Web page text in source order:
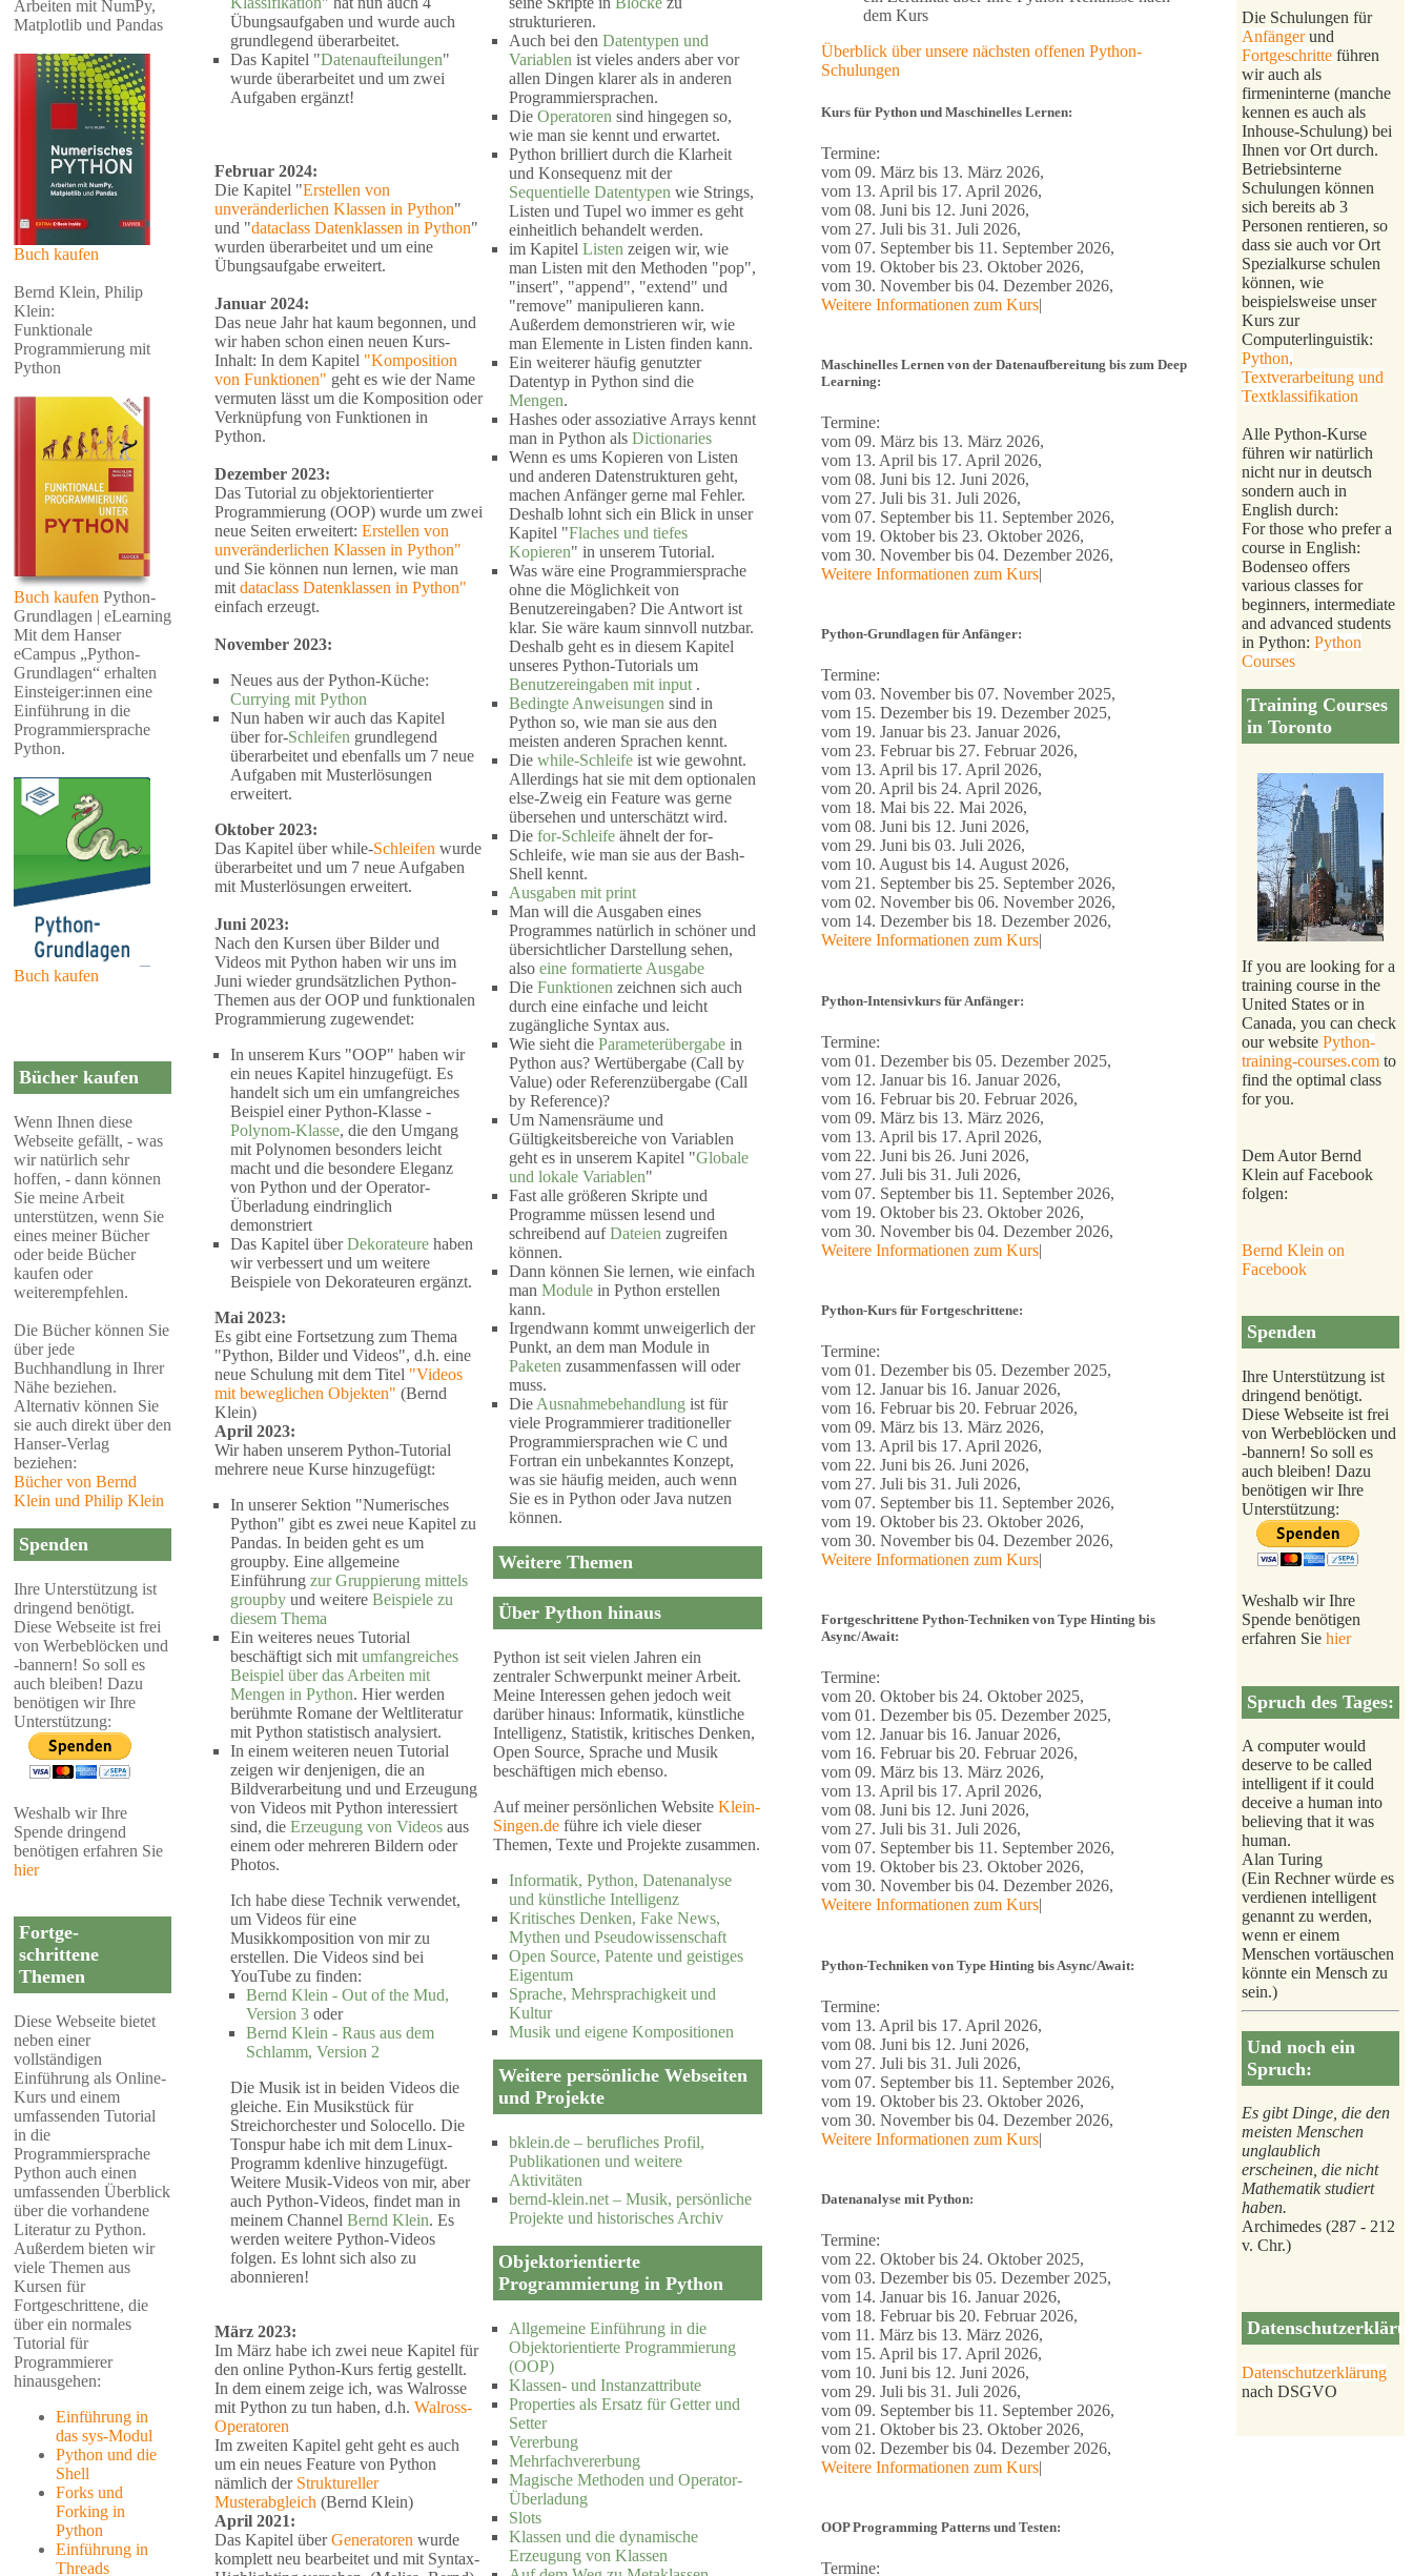
Arbeiten mit NumPy,
Matplotlib und Pandas
Buch kaufen
Bernd Klein, Philip
Klein:
Funktionale
Programmierung mit
Python
Buch kaufen Python-
Grundlagen | eLearning
Mit dem Hanser
eCampus „Python-
Grundlagen“ erhalten
Einsteiger:innen eine
Einführung in die
Programmiersprache
Python.
Buch kaufen
Bücher kaufen
Wenn Ihnen diese
Webseite gefällt, - was
wir natürlich sehr
hoffen, - dann können
Sie meine Arbeit
unterstützen, wenn Sie
eines meiner Bücher
oder beide Bücher
kaufen oder
weiterempfehlen.
Die Bücher können Sie
über jede
Buchhandlung in Ihrer
Nähe beziehen.
Alternativ können Sie
sie auch direkt über den
Hanser-Verlag
beziehen:
Bücher von Bernd
Klein und Philip Klein
Spenden
Ihre Unterstützung ist
dringend benötigt.
Diese Webseite ist frei
von Werbeblöcken und
-bannern! So soll es
auch bleiben! Dazu
benötigen wir Ihre
Unterstützung:
Weshalb wir Ihre
Spende dringend
benötigen erfahren Sie
hier
Fortge-
schrittene
Themen
Diese Webseite bietet
neben einer
vollständigen
Einführung als Online-
Kurs und einem
umfassenden Tutorial
in die
Programmiersprache
Python auch einen
umfassenden Überblick
über die vorhandene
Literatur zu Python.
Außerdem bieten wir
viele Themen aus
Kursen für
Fortgeschrittene, die
über ein normales
Tutorial für
Programmierer
hinausgehen:
Einführung in
das sys-Modul
Python und die
Shell
Forks und
Forking in
Python
Einführung in
Threads
Die Schulungen für
Anfängerund
Fortgeschritte führen
wir auch als
firmeninterne (manche
kennen es auch als
Inhouse-Schulung) bei
Ihnen vor Ort durch.
Betriebsinterne
Schulungen können
sich bereits ab 3
Personen rentieren, so
dass sie auch vor Ort
Spezialkurse schulen
können, wie
beispielsweise unser
Kurs zur
Computerlinguistik:
Python,
Textverarbeitung und
Textklassifikation
Alle Python-Kurse
führen wir natürlich
nicht nur in deutsch
sondern auch in
English durch:
For those who prefer a
course in English:
Bodenseo offers
various classes for
beginners, intermediate
and advanced students
in Python: Python
Courses
Training Courses
in Toronto
If you are looking for a
training course in the
United States or in
Canada, you can check
our website Python-
training-courses.com to
find the optimal class
for you.
Dem Autor Bernd
Klein auf Facebook
folgen:
Bernd Klein on
Facebook
Spenden
Ihre Unterstützung ist
dringend benötigt.
Diese Webseite ist frei
von Werbeblöcken und
-bannern! So soll es
auch bleiben! Dazu
benötigen wir Ihre
Unterstützung:
Weshalb wir Ihre
Spende benötigen
erfahren Sie hier
Spruch des Tages:
A computer would
deserve to be called
intelligent if it could
deceive a human into
believing that it was
human.
Alan Turing
(Ein Rechner würde es
verdienen intelligent
genannt zu werden,
wenn er einem
Menschen vortäuschen
könnte ein Mensch zu
sein.)
Und noch ein
Spruch:
Es gibt Dinge, die den
meisten Menschen
unglaublich
erscheinen, die nicht
Mathematik studiert
haben.
Archimedes (287 - 212
v. Chr.)
Datenschutzerklärung
nach DSGVO
Übungsaufgaben und wurde auch
grundlegend überarbeitet.
Das Kapitel "Datenaufteilungen"
wurde überarbeitet und um zwei
Aufgaben ergänzt!
Februar 2024:
Die Kapitel "Erstellen von
unveränderlichen Klassen in Python"
und "dataclass Datenklassen in Python"
wurden überarbeitet und um eine
Übungsaufgabe erweitert.
Januar 2024:
Das neue Jahr hat kaum begonnen, und
wir haben schon einen neuen Kurs-
Inhalt: In dem Kapitel "Komposition
von Funktionen" geht es wie der Name
vermuten lässt um die Komposition oder
Verknüpfung von Funktionen in
Python.
Dezember 2023:
Das Tutorial zu objektorientierter
Programmierung (OOP) wurde um zwei
neue Seiten erweitert: Erstellen von
unveränderlichen Klassen in Python"
und Sie können nun lernen, wie man
mit dataclass Datenklassen in Python"
einfach erzeugt.
November 2023:
Neues aus der Python-Küche:
Currying mit Python
Nun haben wir auch das Kapitel
über for-Schleifen grundlegend
überarbeitet und ebenfalls um 7 neue
Aufgaben mit Musterlösungen
erweitert.
Oktober 2023:
Das Kapitel über while-Schleifen wurde
überarbeitet und um 7 neue Aufgaben
mit Musterlösungen erweitert.
Juni 2023:
Nach den Kursen über Bilder und
Videos mit Python haben wir uns im
Juni wieder grundsätzlichen Python-
Themen aus der OOP und funktionalen
Programmierung zugewendet:
In unserem Kurs "OOP" haben wir
ein neues Kapitel hinzugefügt. Es
handelt sich um ein umfangreiches
Beispiel einer Python-Klasse -
Polynom-Klasse, die den Umgang
mit Polynomen besonders leicht
macht und die besondere Eleganz
von Python und der Operator-
Überladung eindringlich
demonstriert
Das Kapitel überDekorateure haben
wir verbessert und um weitere
Beispiele von Dekorateuren ergänzt.
Mai 2023:
Es gibt eine Fortsetzung zum Thema
"Python, Bilder und Videos", d.h. eine
neue Schulung mit dem Titel "Videos
mit beweglichen Objekten" (Bernd
Klein)
April 2023:
Wir haben unserem Python-Tutorial
mehrere neue Kurse hinzugefügt:
In unserer Sektion "Numerisches
Python" gibt es zwei neue Kapitel zu
Pandas. In beiden geht es um
groupby. Eine allgemeine
Einführung zur Gruppierung mittels
groupby und weitere Beispiele zu
diesem Thema
Ein weiteres neues Tutorial
beschäftigt sich mit umfangreiches
Beispiel über das Arbeiten mit
Mengen in Python. Hier werden
berühmte Romane der Weltliteratur
mit Python statistisch analysiert.
In einem weiteren neuen Tutorial
zeigen wir denjenigen, die an
Bildverarbeitung und und Erzeugung
von Videos mit Python interessiert
sind, die Erzeugung von Videos aus
einem oder mehreren Bildern oder
Photos.
Ich habe diese Technik verwendet,
um Videos für eine
Musikkomposition von mir zu
erstellen. Die Videos sind bei
YouTube zu finden:
Bernd Klein - Out of the Mud,
Version 3 oder
Bernd Klein - Raus aus dem
Schlamm, Version 2
Die Musik ist in beiden Videos die
gleiche. Ein Musikstück für
Streichorchester und Solocello. Die
Tonspur habe ich mit dem Linux-
Programm kdenlive hinzugefügt.
Weitere Musik-Videos von mir, aber
auch Python-Videos, findet man in
meinem Channel Bernd Klein. Es
werden weitere Python-Videos
folgen. Es lohnt sich also zu
abonnieren!
März 2023:
Im März habe ich zwei neue Kapitel für
den online Python-Kurs fertig gestellt.
In dem einem zeige ich, was Walrosse
mit Python zu tun haben, d.h. Walross-
Operatoren
Im zweiten Kapitel geht geht es auch
um ein neues Feature von Python
nämlich der Struktureller
Musterabgleich (Bernd Klein)
April 2021:
Das Kapitel überGeneratoren wurde
komplett neu bearbeitet und mit Syntax-
strukturieren.
Auch bei denDatentypen und
Variablen ist vieles anders aber vor
allen Dingen klarer als in anderen
Programmiersprachen.
DieOperatoren sind hingegen so,
wie man sie kennt und erwartet.
Python brilliert durch die Klarheit
und Konsequenz mit der
Sequentielle Datentypen wie Strings,
Listen und Tupel wo immer es geht
einheitlich behandelt werden.
im KapitelListenzeigen wir, wie
man Listen mit den Methoden "pop",
"insert", "append", "extend" und
"remove" manipulieren kann.
Außerdem demonstrieren wir, wie
man Elemente in Listen finden kann.
Ein weiterer häufig genutzter
Datentyp in Python sind die
Mengen.
Hashes oder assoziative Arrays kennt
man in Python alsDictionaries
Wenn es ums Kopieren von Listen
und anderen Datenstrukturen geht,
machen Anfänger gerne mal Fehler.
Deshalb lohnt sich ein Blick in unser
Kapitel "Flaches und tiefes
Kopieren" in unserem Tutorial.
Was wäre eine Programmiersprache
ohne die Möglichkeit von
Benutzereingaben? Die Antwort ist
klar. Sie wäre kaum sinnvoll nutzbar.
Deshalb geht es in diesem Kapitel
unseres Python-Tutorials um
Benutzereingaben mit input .
Bedingte Anweisungen sind in
Python so, wie man sie aus den
meisten anderen Sprachen kennt.
Diewhile-Schleife ist wie gewohnt.
Allerdings hat sie mit dem optionalen
else-Zweig ein Feature was gerne
übersehen und unterschätzt wird.
Diefor-Schleife ähnelt der for-
Schleife, wie man sie aus der Bash-
Shell kennt.
Ausgaben mit print
Man will die Ausgaben eines
Programmes natürlich in schöner und
übersichtlicher Darstellung sehen,
alsoeine formatierte Ausgabe
DieFunktionen zeichnen sich auch
durch eine einfache und leicht
zugängliche Syntax aus.
Wie sieht dieParameterübergabe in
Python aus? Wertübergabe (Call by
Value) oder Referenzübergabe (Call
by Reference)?
Um Namensräume und
Gültigkeitsbereiche von Variablen
geht es in unserem Kapitel "Globale
und lokale Variablen"
Fast alle größeren Skripte und
Programme müssen lesend und
schreibend aufDateien zugreifen
können.
Dann können Sie lernen, wie einfach
manModule in Python erstellen
kann.
Irgendwann kommt unweigerlich der
Punkt, an dem man Module in
Paketen zusammenfassen will oder
muss.
Die Ausnahmebehandlung ist für
viele Programmierer traditioneller
Programmiersprachen wie C und
Fortran ein unbekanntes Konzept,
was sie häufig meiden, auch wenn
Sie es in Python oder Java nutzen
können.
Weitere Themen
Über Python hinaus
Python ist seit vielen Jahren ein
zentraler Schwerpunkt meiner Arbeit.
Meine Interessen gehen jedoch weit
darüber hinaus: Informatik, künstliche
Intelligenz, Statistik, kritisches Denken,
Open Source, Sprache und Musik
beschäftigen mich ebenso.
Auf meiner persönlichen WebsiteKlein-
Singen.de führe ich viele dieser
Themen, Texte und Projekte zusammen.
Informatik, Python, Datenanalyse
und künstliche Intelligenz
Kritisches Denken, Fake News,
Mythen und Pseudowissenschaft
Open Source, Patente und geistiges
Eigentum
Sprache, Mehrsprachigkeit und
Kultur
Musik und eigene Kompositionen
Weitere persönliche Webseiten
und Projekte
bklein.de – berufliches Profil,
Publikationen und weitere
Aktivitäten
bernd-klein.net – Musik, persönliche
Projekte und historisches Archiv
Objektorientierte
Programmierung in Python
Allgemeine Einführung in die
Objektorientierte Programmierung
(OOP)
Klassen- und Instanzattribute
Properties als Ersatz für Getter und
Setter
Vererbung
Mehrfachvererbung
Magische Methoden und Operator-
Überladung
Slots
Klassen und die dynamische
Erzeugung von Klassen
dem Kurs
Überblick über unsere nächsten offenen Python-
Schulungen
Kurs für Python und Maschinelles Lernen:
Termine:
vom 09. März bis 13. März 2026,
vom 13. April bis 17. April 2026,
vom 08. Juni bis 12. Juni 2026,
vom 27. Juli bis 31. Juli 2026,
vom 07. September bis 11. September 2026,
vom 19. Oktober bis 23. Oktober 2026,
vom 30. November bis 04. Dezember 2026,
Weitere Informationen zum Kurs|
Maschinelles Lernen von der Datenaufbereitung bis zum Deep
Learning:
Termine:
vom 09. März bis 13. März 2026,
vom 13. April bis 17. April 2026,
vom 08. Juni bis 12. Juni 2026,
vom 27. Juli bis 31. Juli 2026,
vom 07. September bis 11. September 2026,
vom 19. Oktober bis 23. Oktober 2026,
vom 30. November bis 04. Dezember 2026,
Weitere Informationen zum Kurs|
Python-Grundlagen für Anfänger:
Termine:
vom 03. November bis 07. November 2025,
vom 15. Dezember bis 19. Dezember 2025,
vom 19. Januar bis 23. Januar 2026,
vom 23. Februar bis 27. Februar 2026,
vom 13. April bis 17. April 2026,
vom 20. April bis 24. April 2026,
vom 18. Mai bis 22. Mai 2026,
vom 08. Juni bis 12. Juni 2026,
vom 29. Juni bis 03. Juli 2026,
vom 10. August bis 14. August 2026,
vom 21. September bis 25. September 2026,
vom 02. November bis 06. November 2026,
vom 14. Dezember bis 18. Dezember 2026,
Weitere Informationen zum Kurs|
Python-Intensivkurs für Anfänger:
Termine:
vom 01. Dezember bis 05. Dezember 2025,
vom 12. Januar bis 16. Januar 2026,
vom 16. Februar bis 20. Februar 2026,
vom 09. März bis 13. März 2026,
vom 13. April bis 17. April 2026,
vom 22. Juni bis 26. Juni 2026,
vom 27. Juli bis 31. Juli 2026,
vom 07. September bis 11. September 2026,
vom 19. Oktober bis 23. Oktober 2026,
vom 30. November bis 04. Dezember 2026,
Weitere Informationen zum Kurs|
Python-Kurs für Fortgeschrittene:
Termine:
vom 01. Dezember bis 05. Dezember 2025,
vom 12. Januar bis 16. Januar 2026,
vom 16. Februar bis 20. Februar 2026,
vom 09. März bis 13. März 2026,
vom 13. April bis 17. April 2026,
vom 22. Juni bis 26. Juni 2026,
vom 27. Juli bis 31. Juli 2026,
vom 07. September bis 11. September 2026,
vom 19. Oktober bis 23. Oktober 2026,
vom 30. November bis 04. Dezember 2026,
Weitere Informationen zum Kurs|
Fortgeschrittene Python-Techniken von Type Hinting bis
Async/Await:
Termine:
vom 20. Oktober bis 24. Oktober 2025,
vom 01. Dezember bis 05. Dezember 2025,
vom 12. Januar bis 16. Januar 2026,
vom 16. Februar bis 20. Februar 2026,
vom 09. März bis 13. März 2026,
vom 13. April bis 17. April 2026,
vom 08. Juni bis 12. Juni 2026,
vom 27. Juli bis 31. Juli 2026,
vom 07. September bis 11. September 2026,
vom 19. Oktober bis 23. Oktober 2026,
vom 30. November bis 04. Dezember 2026,
Weitere Informationen zum Kurs|
Python-Techniken von Type Hinting bis Async/Await:
Termine:
vom 13. April bis 17. April 2026,
vom 08. Juni bis 12. Juni 2026,
vom 27. Juli bis 31. Juli 2026,
vom 07. September bis 11. September 2026,
vom 19. Oktober bis 23. Oktober 2026,
vom 30. November bis 04. Dezember 2026,
Weitere Informationen zum Kurs|
Datenanalyse mit Python:
Termine:
vom 22. Oktober bis 24. Oktober 2025,
vom 03. Dezember bis 05. Dezember 2025,
vom 14. Januar bis 16. Januar 2026,
vom 18. Februar bis 20. Februar 2026,
vom 11. März bis 13. März 2026,
vom 15. April bis 17. April 2026,
vom 10. Juni bis 12. Juni 2026,
vom 29. Juli bis 31. Juli 2026,
vom 09. September bis 11. September 2026,
vom 21. Oktober bis 23. Oktober 2026,
vom 02. Dezember bis 04. Dezember 2026,
Weitere Informationen zum Kurs|
OOP Programming Patterns und Testen:
Termine: